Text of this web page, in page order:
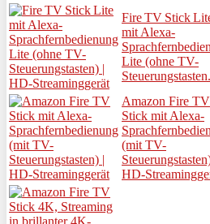
Fire TV Stick
mit Alexa-
Lite (ohne TV-
Amazon Fire TV
Stick mit Alexa-
(mit TV-
HD-